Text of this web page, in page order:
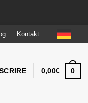
Kontakt
0,00€ 0